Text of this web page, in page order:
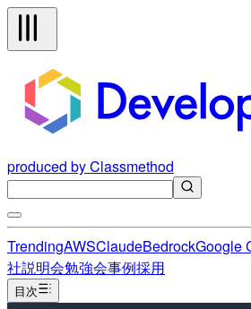
produced by Classmethod
TrendingAWSClaudeBedrockGoogle
社説明会勉強会事例採用
目次